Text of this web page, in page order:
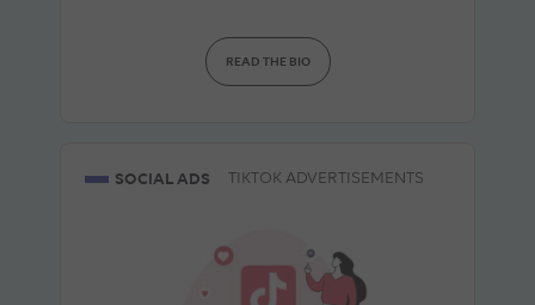
READ THE BIO
SOCIAL ADS TIKTOK ADVERTISEMENTS